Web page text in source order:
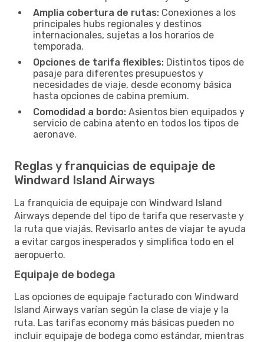
Amplia cobertura de rutas: Conexiones a los
principales hubs regionales y destinos
internacionales, sujetas a los horarios de
temporada.
Opciones de tarifa flexibles: Distintos tipos de
pasaje para diferentes presupuestos y
necesidades de viaje, desde economy básica
hasta opciones de cabina premium.
Comodidad a bordo: Asientos bien equipados y
servicio de cabina atento en todos los tipos de
aeronave.
Reglas y franquicias de equipaje de
Windward Island Airways
La franquicia de equipaje con Windward Island
Airways depende del tipo de tarifa que reservaste y
la ruta que viajás. Revisarlo antes de viajar te ayuda
a evitar cargos inesperados y simplifica todo en el
aeropuerto.
Equipaje de bodega
Las opciones de equipaje facturado con Windward
Island Airways varían según la clase de viaje y la
ruta. Las tarifas economy más básicas pueden no
incluir equipaje de bodega como estándar, mientras